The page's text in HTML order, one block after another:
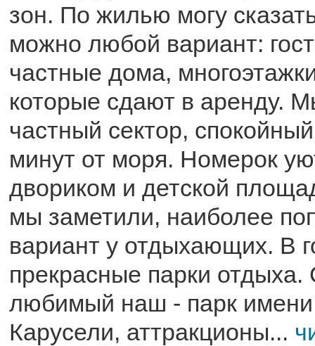
зон. По жилью могу
можно любой вариант:
частные дома,
которые сдают в аренду.
частный сектор,
минут от моря. Номерок
двориком и детской
мы заметили, наиболее
вариант у отдыхающих. В
прекрасные парки
любимый наш - парк имени
Карусели, аттракционы...